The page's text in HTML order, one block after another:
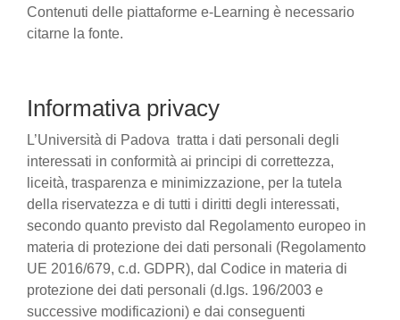
Contenuti delle piattaforme e-Learning è necessario
citarne la fonte.
Informativa privacy
L’Università di Padova tratta i dati personali degli
interessati in conformità ai principi di correttezza,
liceità, trasparenza e minimizzazione, per la tutela
della riservatezza e di tutti i diritti degli interessati,
secondo quanto previsto dal Regolamento europeo in
materia di protezione dei dati personali (Regolamento
UE 2016/679, c.d. GDPR), dal Codice in materia di
protezione dei dati personali (d.lgs. 196/2003 e
successive modificazioni) e dai conseguenti